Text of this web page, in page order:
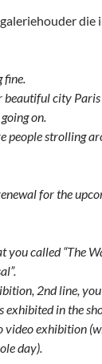
die
fine.
beautiful city
on.
people strolling
for the
you called “The
2nd line,
in the
video exhibition
day).